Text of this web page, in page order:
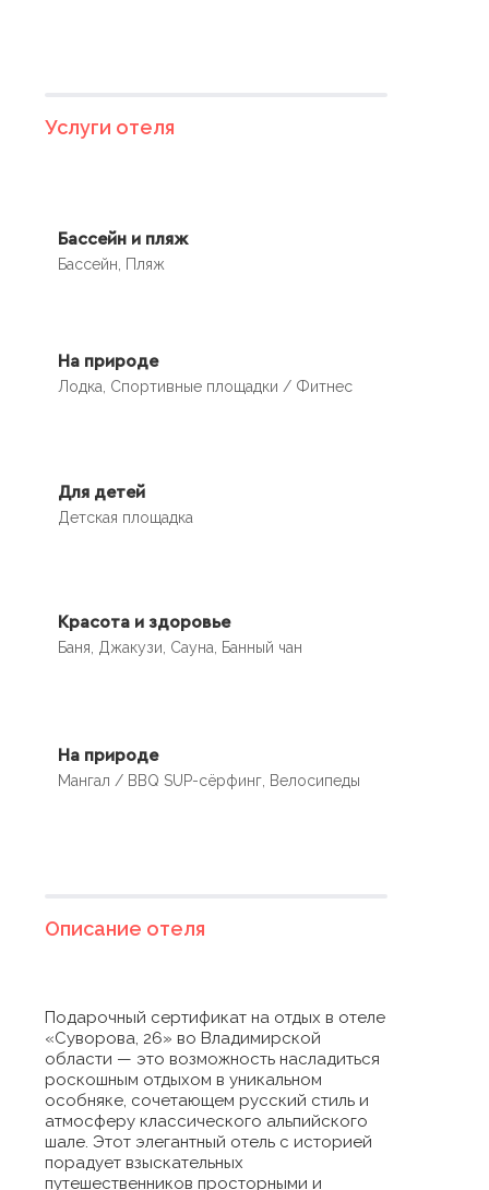
Услуги отеля
Бассейн и пляж
Бассейн, Пляж
На природе
Лодка, Спортивные площадки / Фитнес
Для детей
Детская площадка
Красота и здоровье
Баня, Джакузи, Сауна, Банный чан
На природе
Мангал / BBQ SUP-сёрфинг, Велосипеды
Описание отеля
Подарочный сертификат на отдых в отеле
«Суворова, 26» во Владимирской
области — это возможность насладиться
роскошным отдыхом в уникальном
особняке, сочетающем русский стиль и
атмосферу классического альпийского
шале. Этот элегантный отель с историей
порадует взыскательных
путешественников просторными и